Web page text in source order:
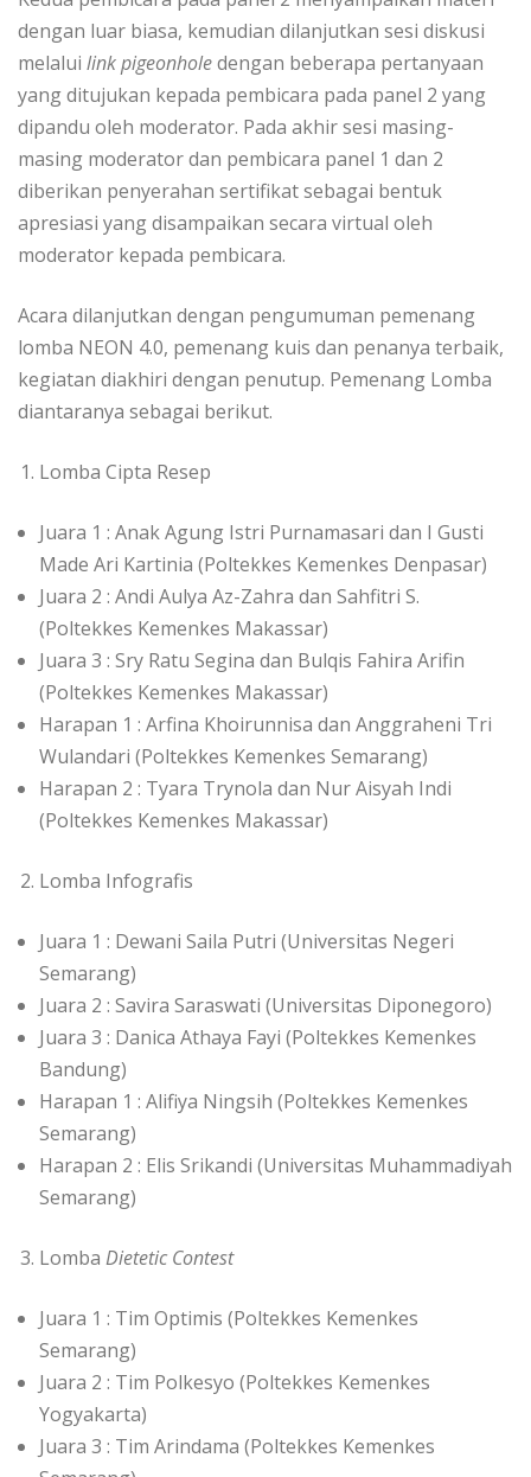
dengan luar biasa, kemudian dilanjutkan sesi diskusi
melalui link pigeonholedengan beberapa pertanyaan
yang ditujukan kepada pembicara pada panel 2 yang
dipandu oleh moderator. Pada akhir sesi masing-
masing moderator dan pembicara panel 1 dan 2
diberikan penyerahan sertifikat sebagai bentuk
apresiasi yang disampaikan secara virtual oleh
moderator kepada pembicara.
Acara dilanjutkan dengan pengumuman pemenang
lomba NEON 4.0, pemenang kuis dan penanya terbaik,
kegiatan diakhiri dengan penutup. Pemenang Lomba
diantaranya sebagai berikut.
Lomba Cipta Resep
Juara 1 : Anak Agung Istri Purnamasari dan I Gusti
Made Ari Kartinia (Poltekkes Kemenkes Denpasar)
Juara 2 : Andi Aulya Az-Zahra dan Sahfitri S.
(Poltekkes Kemenkes Makassar)
Juara 3 : Sry Ratu Segina dan Bulqis Fahira Arifin
(Poltekkes Kemenkes Makassar)
Harapan 1 : Arfina Khoirunnisa dan Anggraheni Tri
Wulandari (Poltekkes Kemenkes Semarang)
Harapan 2 : Tyara Trynola dan Nur Aisyah Indi
(Poltekkes Kemenkes Makassar)
Lomba Infografis
Juara 1 : Dewani Saila Putri (Universitas Negeri
Semarang)
Juara 2 : Savira Saraswati (Universitas Diponegoro)
Juara 3 : Danica Athaya Fayi (Poltekkes Kemenkes
Bandung)
Harapan 1 : Alifiya Ningsih (Poltekkes Kemenkes
Semarang)
Harapan 2 : Elis Srikandi (Universitas Muhammadiyah
Semarang)
Lomba Dietetic Contest
Juara 1 : Tim Optimis (Poltekkes Kemenkes
Semarang)
Juara 2 : Tim Polkesyo (Poltekkes Kemenkes
Yogyakarta)
Juara 3 : Tim Arindama (Poltekkes Kemenkes